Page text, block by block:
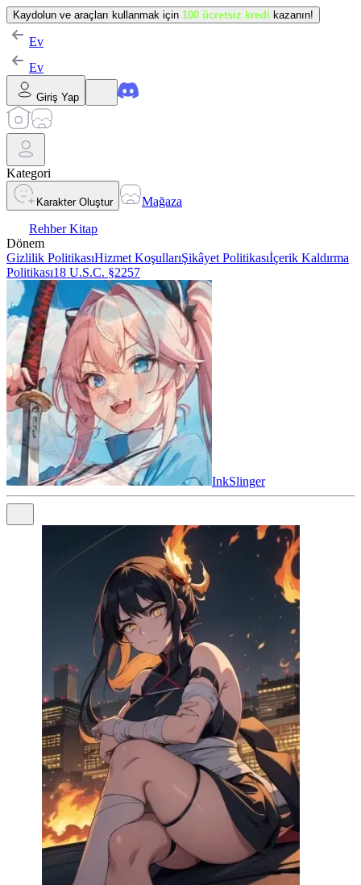
Kaydolun ve araçları kullanmak için 100 ücretsiz kredi kazanın!
Ev
Ev
Giriş Yap
Kategori
Karakter Oluştur
Mağaza
Rehber Kitap
Dönem
Gizlilik PolitikasıHizmet KoşullarıŞikâyet Politikasıİçerik Kaldırma
Politikası18 U.S.C. §2257
InkSlinger